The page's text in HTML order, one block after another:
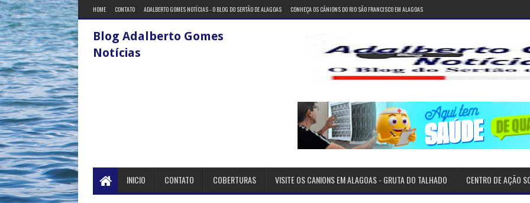
HOME CONTATO ADALBERTO GOMES NOTÍCIAS - O BLOG DO SERTÃO DE ALAGOAS CONHEÇA OS CÂNIONS DO RIO SÃO FRANCISCO EM ALAGOAS
Blog Adalberto Gomes
Notícias
INICIO CONTATO COBERTURAS VISITE OS CANIONS EM ALAGOAS - GRUTA DO TALHADO CENTRO DE AÇÃO